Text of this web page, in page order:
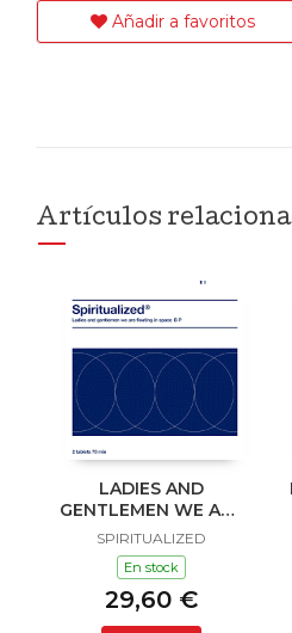
Añadir a favoritos
Artículos
LADIES AND
GENTLEMEN WE ARE
FLOATING IN SPACE
SPIRITUALIZED
En stock
29,60 €